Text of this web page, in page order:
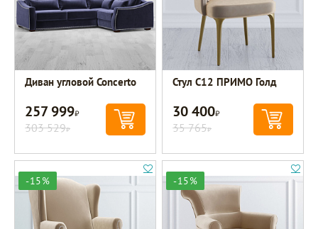
Диван угловой Concerto
257 999Р
303 529Р
Стул C12 ПРИМО Голд
30 400Р
35 765Р
-15% -15%